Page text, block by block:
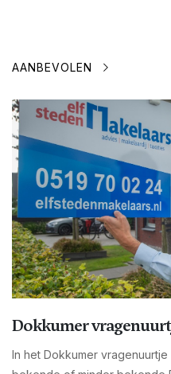
AANBEVOLEN
Dokkumer
In het Dokkumer